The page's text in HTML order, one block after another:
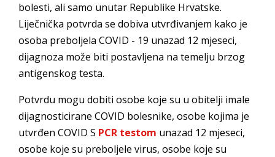
bolesti, ali samo unutar Republike Hrvatske.
Liječnička potvrda se dobiva utvrđivanjem kako je
osoba preboljela COVID - 19 unazad 12 mjeseci,
dijagnoza može biti postavljena na temelju brzog
antigenskog testa.
Potvrdu mogu dobiti osobe koje su u obitelji imale
dijagnosticirane COVID bolesnike, osobe kojima je
utvrđen COVID S PCR testom unazad 12 mjeseci,
osobe koje su preboljele virus, osobe koje su